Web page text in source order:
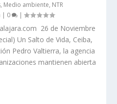
, Medio ambiente, NTR
| 0 |
26 de Noviembre
Un Salto de Vida, Ceiba,
Pedro Valtierra, la agencia
mantienen abierta